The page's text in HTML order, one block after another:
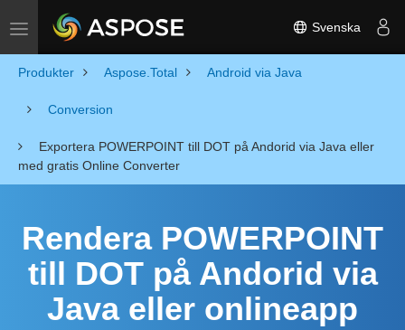
Toggle navigation Svenska
Produkter Aspose.Total Android via Java
Conversion
Exportera POWERPOINT till DOT på Andorid via Java eller
med gratis Online Converter
Rendera POWERPOINT
till DOT på Andorid via
Java eller onlineapp